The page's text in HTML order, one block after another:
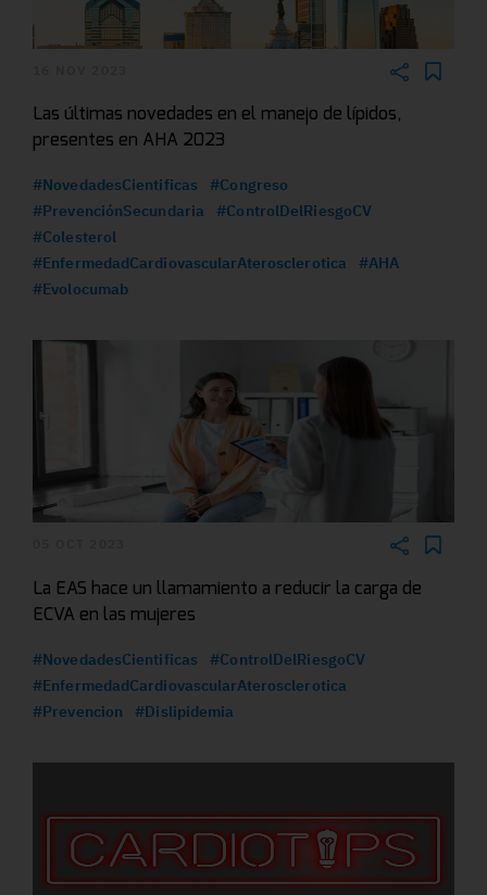
Las últimas novedades en el manejo de lípidos,
presentes en AHA 2023
#NovedadesCientificas
#Congreso
#PrevenciónSecundaria
#ControlDelRiesgoCV
#Colesterol
#EnfermedadCardiovascularAterosclerotica
#AHA
#Evolocumab
La EAS hace un llamamiento a reducir la carga de
ECVA en las mujeres
#NovedadesCientificas
#ControlDelRiesgoCV
#EnfermedadCardiovascularAterosclerotica
#Prevencion
#Dislipidemia